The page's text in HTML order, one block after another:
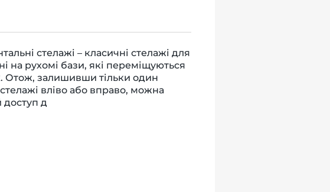
стелажі – класичні стелажі для
на рухомі бази, які переміщуються
Отож, залишивши тільки один
вліво або вправо, можна
д